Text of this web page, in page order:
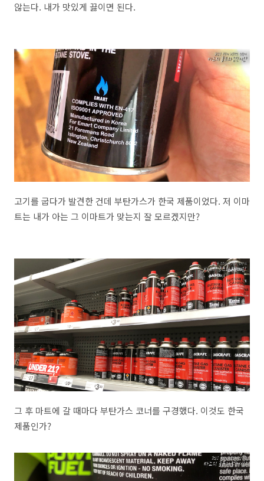
않는다. 내가 맛있게 끓이면 된다.
고기를 굽다가 발견한 건데 부탄가스가 한국 제품이었다. 저 이마
트는 내가 아는 그 이마트가 맞는지 잘 모르겠지만?
그 후 마트에 갈 때마다 부탄가스 코너를 구경했다. 이것도 한국
제품인가?